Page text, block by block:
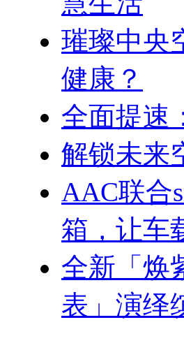
璀璨中央
健康？
全面提速
解锁未来
AAC联合
箱，让车
全新「焕
表」演绎